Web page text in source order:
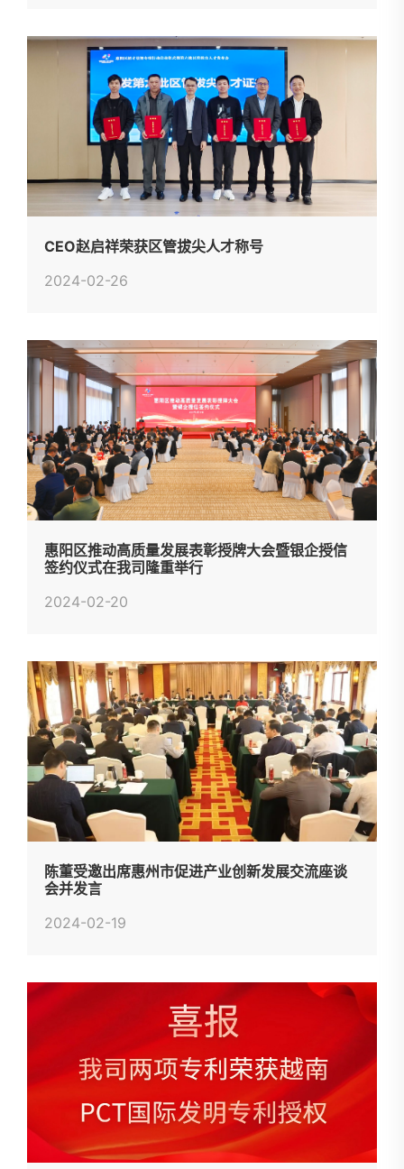
CEO赵启祥荣获区管拔尖人才称号
2024-02-26
惠阳区推动高质量发展表彰授牌大会暨银企授信
签约仪式在我司隆重举行
2024-02-20
陈董受邀出席惠州市促进产业创新发展交流座谈
会并发言
2024-02-19